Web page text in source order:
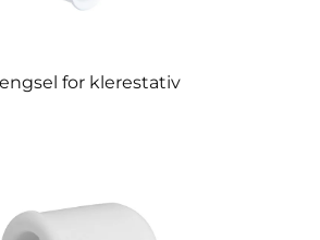
for klerestativ